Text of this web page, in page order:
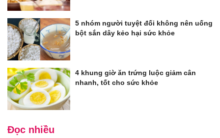
5 nhóm người tuyệt đối không nên uống
bột sắn dây kẻo hại sức khỏe
4 khung giờ ăn trứng luộc giảm cân
nhanh, tốt cho sức khỏe
Đọc nhiều